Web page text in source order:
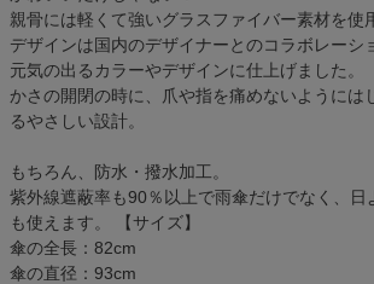
親骨には軽くて強いグラスファイバー素材を使
デザインは国内のデザイナーとのコラボレーシ
元気の出るカラーやデザインに仕上げました。
かさの開閉の時に、爪や指を痛めないようには
るやさしい設計。
もちろん、防水・撥水加工。
紫外線遮蔽率も90％以上で雨傘だけでなく、日
も使えます。 【サイズ】
傘の全長：82cm
傘の直径：93cm